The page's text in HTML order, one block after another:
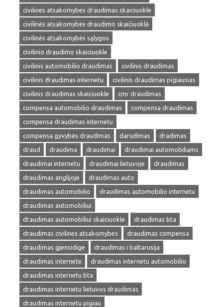
civilines atsakomybes draudimas skaiciuokle
civilinės atsakomybės draudimo skaičiuoklė
civilinės atsakomybės sąlygos
civilinio draudimo skaiciuokle
civilinis automobilio draudimas
civilinis draudimas
civilinis draudimas internetu
civilinis draudimas pigiausias
civilinis draudimas skaiciuokle
cmr draudimas
compensa automobilio draudimas
compensa draudimas
compensa draudimas internetu
compensa gyvybės draudimas
darudimas
dradimas
draud
draudima draudimai
draudimai automobiliams
draudimai internetu
draudimai lietuvoje
draudimas
draudimas anglijoje
draudimas auto
draudimas automobilio
draudimas automobilio internetu
draudimas automobiliui
draudimas automobiliui skaiciuokle
draudimas bta
draudimas civilines atsakomybes
draudimas compensa
draudimas gjensidige
draudimas i baltarusija
draudimas internete
draudimas internetu automobilio
draudimas internetu bta
draudimas internetu lietuvos draudimas
draudimas internetu pigiau